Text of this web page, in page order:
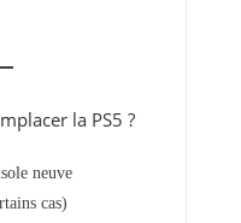
la PS5 ?
neuve
cas)